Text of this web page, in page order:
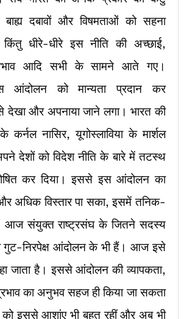
दबावों और विषमताओं को सहना
धीरे-धीरे इस नीति की अच्छाई,
आदि सभी के सामने आते गए।
आंदोलन को मान्यता प्रदान कर
देखा और अपनाया जाने लगा। भारत की
नासिर, यूगोस्लाविया के मार्शल
देशों को विदेश नीति के बारे में तटस्थ
कर दिया। इससे इस आंदोलन का
अधिक विस्तार पा सका, इसमें तनिक-
आज संयुक्त राष्ट्रसंघ के जितने सदस्य
गुट-निरपेक्ष आंदोलन के भी हैं। आज इसे
जाता है। इससे आंदोलन की व्यापकता,
का अनुभव सहज ही किया जा सकता
को इससे आशांए भी बहुत रहीं और अब भी